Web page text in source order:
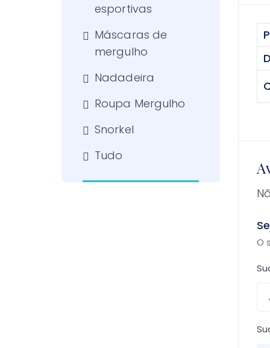
O
esportivas
Máscaras de
mergulho
Nadadeira
Roupa Mergulho
Snorkel
Tudo